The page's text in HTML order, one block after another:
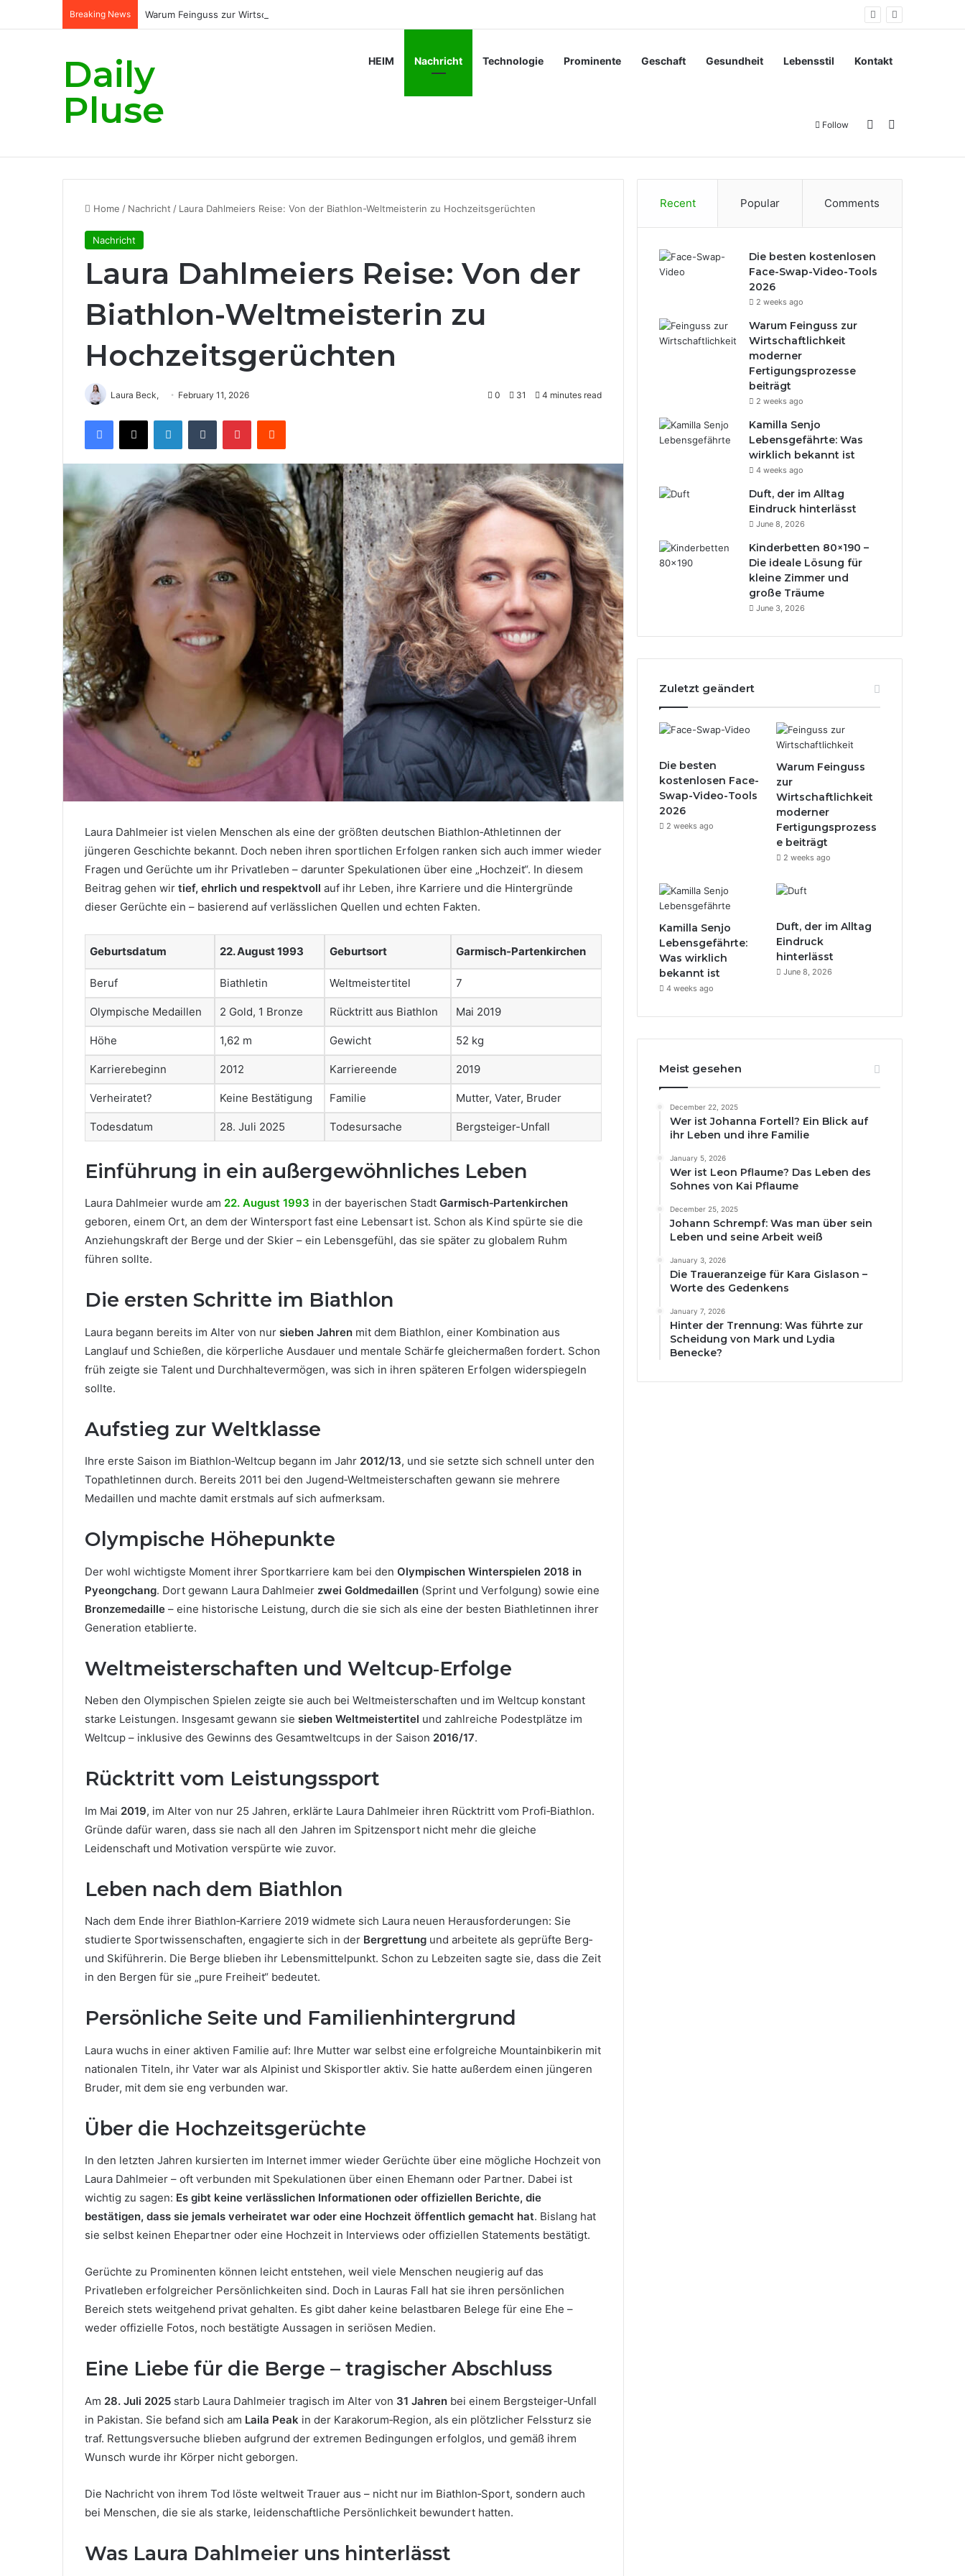
Breaking News Warum Feinguss zur Wirtschaftlichkeit moderner Fertigungsprozesse beiträgt
Daily
Pluse
HEIM Nachricht Technologie Prominente Geschaft Gesundheit Lebensstil Kontakt
Follow Sidebar
Home / Nachricht / Laura Dahlmeiers Reise: Von der Biathlon-Weltmeisterin zu Hochzeitsgerüchten
Nachricht
Laura Dahlmeiers Reise: Von der
Biathlon-Weltmeisterin zu
Hochzeitsgerüchten
Laura Beck, February 11, 2026 0 31 4 minutes read
Laura Dahlmeier ist vielen Menschen als eine der größten deutschen Biathlon‑Athletinnen der
jüngeren Geschichte bekannt. Doch neben ihren sportlichen Erfolgen ranken sich auch immer wieder
Fragen und Gerüchte um ihr Privatleben – darunter Spekulationen über eine „Hochzeit“. In diesem
Beitrag gehen wir tief, ehrlich und respektvoll auf ihr Leben, ihre Karriere und die Hintergründe
dieser Gerüchte ein – basierend auf verlässlichen Quellen und echten Fakten.
Geburtsdatum 22. August 1993 Geburtsort Garmisch-Partenkirchen
Beruf Biathletin Weltmeistertitel 7
Olympische Medaillen 2 Gold, 1 Bronze Rücktritt aus Biathlon Mai 2019
Höhe 1,62 m Gewicht 52 kg
Karrierebeginn 2012 Karriereende 2019
Verheiratet? Keine Bestätigung Familie Mutter, Vater, Bruder
Todesdatum 28. Juli 2025 Todesursache Bergsteiger-Unfall
Einführung in ein außergewöhnliches Leben
Laura Dahlmeier wurde am 22. August 1993 in der bayerischen Stadt Garmisch‑Partenkirchen
geboren, einem Ort, an dem der Wintersport fast eine Lebensart ist. Schon als Kind spürte sie die
Anziehungskraft der Berge und der Skier – ein Lebensgefühl, das sie später zu globalem Ruhm
führen sollte.
Die ersten Schritte im Biathlon
Laura begann bereits im Alter von nur sieben Jahren mit dem Biathlon, einer Kombination aus
Langlauf und Schießen, die körperliche Ausdauer und mentale Schärfe gleichermaßen fordert. Schon
früh zeigte sie Talent und Durchhaltevermögen, was sich in ihren späteren Erfolgen widerspiegeln
sollte.
Aufstieg zur Weltklasse
Ihre erste Saison im Biathlon‑Weltcup begann im Jahr 2012/13, und sie setzte sich schnell unter den
Topathletinnen durch. Bereits 2011 bei den Jugend‑Weltmeisterschaften gewann sie mehrere
Medaillen und machte damit erstmals auf sich aufmerksam.
Olympische Höhepunkte
Der wohl wichtigste Moment ihrer Sportkarriere kam bei den Olympischen Winterspielen 2018 in
Pyeongchang. Dort gewann Laura Dahlmeier zwei Goldmedaillen (Sprint und Verfolgung) sowie eine
Bronzemedaille – eine historische Leistung, durch die sie sich als eine der besten Biathletinnen ihrer
Generation etablierte.
Weltmeisterschaften und Weltcup‑Erfolge
Neben den Olympischen Spielen zeigte sie auch bei Weltmeisterschaften und im Weltcup konstant
starke Leistungen. Insgesamt gewann sie sieben Weltmeistertitel und zahlreiche Podestplätze im
Weltcup – inklusive des Gewinns des Gesamtweltcups in der Saison 2016/17.
Rücktritt vom Leistungssport
Im Mai 2019, im Alter von nur 25 Jahren, erklärte Laura Dahlmeier ihren Rücktritt vom Profi‑Biathlon.
Gründe dafür waren, dass sie nach all den Jahren im Spitzensport nicht mehr die gleiche
Leidenschaft und Motivation verspürte wie zuvor.
Leben nach dem Biathlon
Nach dem Ende ihrer Biathlon‑Karriere 2019 widmete sich Laura neuen Herausforderungen: Sie
studierte Sportwissenschaften, engagierte sich in der Bergrettung und arbeitete als geprüfte Berg‑
und Skiführerin. Die Berge blieben ihr Lebensmittelpunkt. Schon zu Lebzeiten sagte sie, dass die Zeit
in den Bergen für sie „pure Freiheit“ bedeutet.
Persönliche Seite und Familienhintergrund
Laura wuchs in einer aktiven Familie auf: Ihre Mutter war selbst eine erfolgreiche Mountainbikerin mit
nationalen Titeln, ihr Vater war als Alpinist und Skisportler aktiv. Sie hatte außerdem einen jüngeren
Bruder, mit dem sie eng verbunden war.
Über die Hochzeitsgerüchte
In den letzten Jahren kursierten im Internet immer wieder Gerüchte über eine mögliche Hochzeit von
Laura Dahlmeier – oft verbunden mit Spekulationen über einen Ehemann oder Partner. Dabei ist
wichtig zu sagen: Es gibt keine verlässlichen Informationen oder offiziellen Berichte, die
bestätigen, dass sie jemals verheiratet war oder eine Hochzeit öffentlich gemacht hat. Bislang hat
sie selbst keinen Ehepartner oder eine Hochzeit in Interviews oder offiziellen Statements bestätigt.
Gerüchte zu Prominenten können leicht entstehen, weil viele Menschen neugierig auf das
Privatleben erfolgreicher Persönlichkeiten sind. Doch in Lauras Fall hat sie ihren persönlichen
Bereich stets weitgehend privat gehalten. Es gibt daher keine belastbaren Belege für eine Ehe –
weder offizielle Fotos, noch bestätigte Aussagen in seriösen Medien.
Eine Liebe für die Berge – tragischer Abschluss
Am 28. Juli 2025 starb Laura Dahlmeier tragisch im Alter von 31 Jahren bei einem Bergsteiger‑Unfall
in Pakistan. Sie befand sich am Laila Peak in der Karakorum‑Region, als ein plötzlicher Felssturz sie
traf. Rettungsversuche blieben aufgrund der extremen Bedingungen erfolglos, und gemäß ihrem
Wunsch wurde ihr Körper nicht geborgen.
Die Nachricht von ihrem Tod löste weltweit Trauer aus – nicht nur im Biathlon‑Sport, sondern auch
bei Menschen, die sie als starke, leidenschaftliche Persönlichkeit bewundert hatten.
Was Laura Dahlmeier uns hinterlässt
Recent Popular Comments
Die besten kostenlosen
Face-Swap-Video-Tools
2026
2 weeks ago
Warum Feinguss zur
Wirtschaftlichkeit
moderner
Fertigungsprozesse
beiträgt
2 weeks ago
Kamilla Senjo
Lebensgefährte: Was
wirklich bekannt ist
4 weeks ago
Duft, der im Alltag
Eindruck hinterlässt
June 8, 2026
Kinderbetten 80×190 –
Die ideale Lösung für
kleine Zimmer und
große Träume
June 3, 2026
Zuletzt geändert
Die besten
kostenlosen Face-
Swap-Video-Tools
2026
2 weeks ago
Warum Feinguss
zur
Wirtschaftlichkeit
moderner
Fertigungsprozess
e beiträgt
2 weeks ago
Kamilla Senjo
Lebensgefährte:
Was wirklich
bekannt ist
4 weeks ago
Duft, der im Alltag
Eindruck
hinterlässt
June 8, 2026
Meist gesehen
December 22, 2025
Wer ist Johanna Fortell? Ein Blick auf
ihr Leben und ihre Familie
January 5, 2026
Wer ist Leon Pflaume? Das Leben des
Sohnes von Kai Pflaume
December 25, 2025
Johann Schrempf: Was man über sein
Leben und seine Arbeit weiß
January 3, 2026
Die Traueranzeige für Kara Gislason –
Worte des Gedenkens
January 7, 2026
Hinter der Trennung: Was führte zur
Scheidung von Mark und Lydia
Benecke?